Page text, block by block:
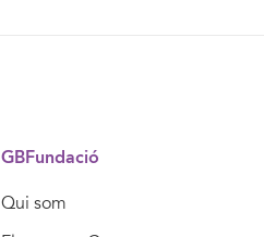
GBFundació
Qui som